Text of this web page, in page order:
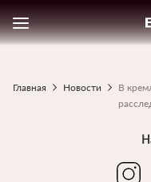
Перейти
к
основному
Строка
Главная Новости
В